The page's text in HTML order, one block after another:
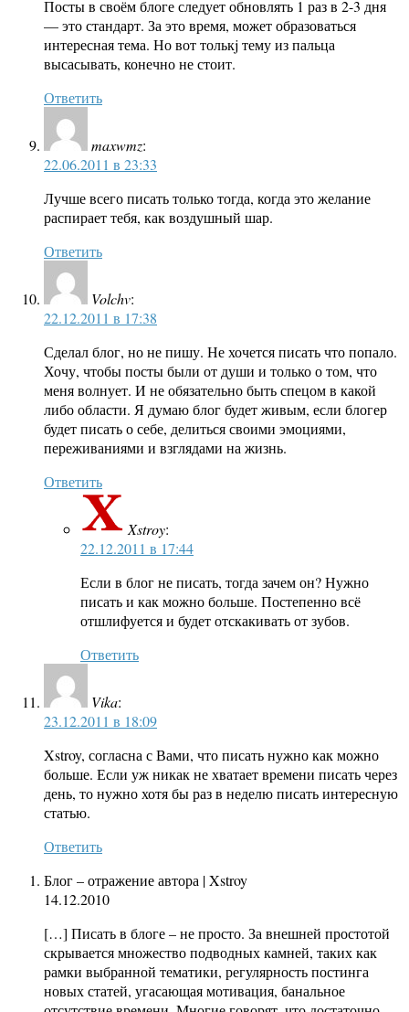
Посты в своём блоге следует обновлять 1 раз в 2-3 дня
— это стандарт. За это время, может образоваться
интересная тема. Но вот толькj тему из пальца
высасывать, конечно не стоит.
Ответить
maxwmz:
22.06.2011 в 23:33
Лучше всего писать только тогда, когда это желание
распирает тебя, как воздушный шар.
Ответить
Volchv:
22.12.2011 в 17:38
Сделал блог, но не пишу. Не хочется писать что попало.
Хочу, чтобы посты были от души и только о том, что
меня волнует. И не обязательно быть спецом в какой
либо области. Я думаю блог будет живым, если блогер
будет писать о себе, делиться своими эмоциями,
переживаниями и взглядами на жизнь.
Ответить
Xstroy:
22.12.2011 в 17:44
Если в блог не писать, тогда зачем он? Нужно
писать и как можно больше. Постепенно всё
отшлифуется и будет отскакивать от зубов.
Ответить
Vika:
23.12.2011 в 18:09
Xstroy, согласна с Вами, что писать нужно как можно
больше. Если уж никак не хватает времени писать через
день, то нужно хотя бы раз в неделю писать интересную
статью.
Ответить
Блог – отражение автора | Xstroy
14.12.2010
[…] Писать в блоге – не просто. За внешней простотой
скрывается множество подводных камней, таких как
рамки выбранной тематики, регулярность постинга
новых статей, угасающая мотивация, банальное